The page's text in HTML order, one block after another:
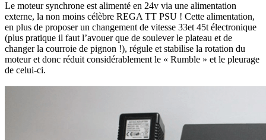
Le moteur synchrone est alimenté en 24v via une alimentation
externe, la non moins célèbre REGA TT PSU ! Cette alimentation,
en plus de proposer un changement de vitesse 33et 45t électronique
(plus pratique il faut l’avouer que de soulever le plateau et de
changer la courroie de pignon !), régule et stabilise la rotation du
moteur et donc réduit considérablement le « Rumble » et le pleurage
de celui-ci.